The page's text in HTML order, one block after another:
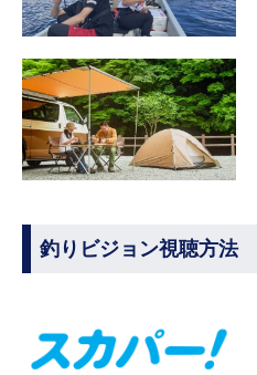
釣りビジョン視聴方法